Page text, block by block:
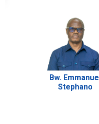
Bw. Emmanuel
Stephano